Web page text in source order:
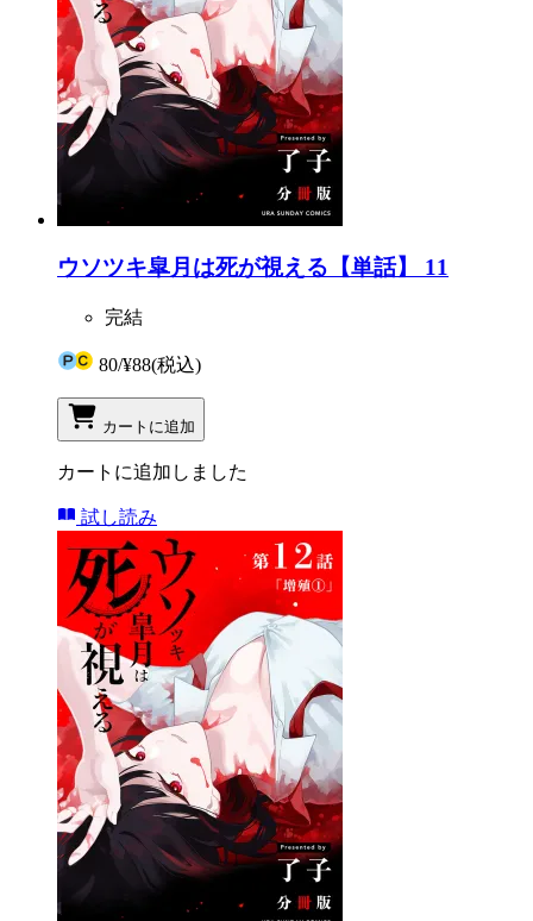
ウソツキ皐月は死が視える【単話】 11
完結
80/¥88(税込)
カートに追加
カートに追加しました
試し読み